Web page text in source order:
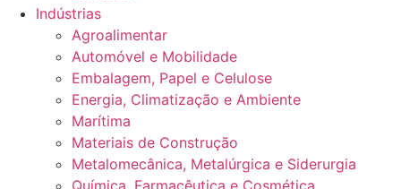
Indústrias
Agroalimentar
Automóvel e Mobilidade
Embalagem, Papel e Celulose
Energia, Climatização e Ambiente
Marítima
Materiais de Construção
Metalomecânica, Metalúrgica e Siderurgia